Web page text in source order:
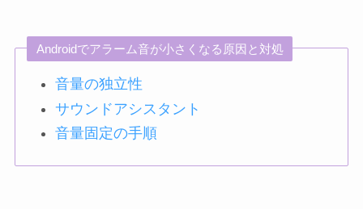
Androidでアラーム音が小さくなる原因と対処
音量の独立性
サウンドアシスタント
音量固定の手順